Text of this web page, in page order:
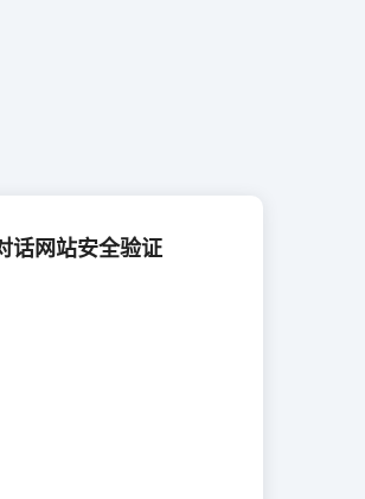
话网站安全验证